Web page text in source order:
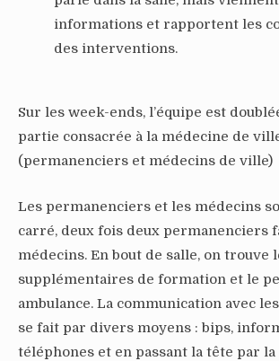
informations et rapportent les
des interventions.
Sur les week-ends, l’équipe est
partie consacrée à la médecine de
(permanenciers et médecins de ville)
Les permanenciers et les médecins
carré, deux fois deux permanenciers
médecins. En bout de salle, on trouve
supplémentaires de formation et le
ambulance. La communication avec
se fait par divers moyens : bips,
téléphones et en passant la tête par